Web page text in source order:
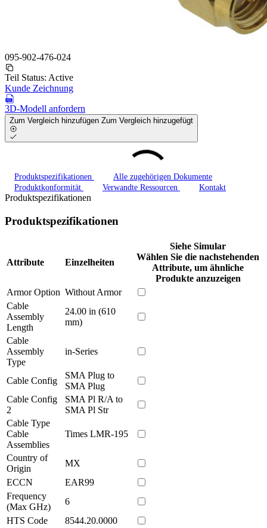
095-902-476-024
Teil Status: Active
Kunde Zeichnung
3D-Modell anfordern
Zum Vergleich hinzufügen Zum Vergleich hinzugefügt
Produktspezifikationen
Alle zugehörigen Dokumente
Produktkonformität
Verwandte Ressourcen Kontakt
Produktspezifikationen
Produktspezifikationen
Attribute Einzelheiten
Siehe Simular
Wählen Sie die nachstehenden
Attribute, um ähnliche
Produkte anzuzeigen
Armor Option Without Armor
Cable
Assembly
Length
24.00 in (610
mm)
Cable
Assembly
Type
in-Series
Cable Config
SMA Plug to
SMA Plug
Cable Config
2
SMA Pl R/A to
SMA Pl Str
Cable Type
Cable
Assemblies
Times LMR-195
Country of
Origin
MX
ECCN
EAR99
Frequency
(Max GHz)
6
HTS Code
8544.20.0000